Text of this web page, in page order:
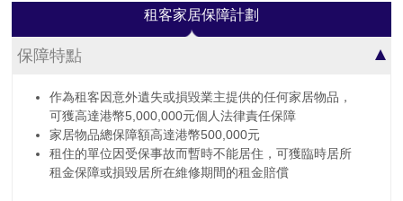
租客家居保障計劃
保障特點
作為租客因意外遺失或損毀業主提供的任何家居物品，
可獲高達港幣5,000,000元個人法律責任保障
家居物品總保障額高達港幣500,000元
租住的單位因受保事故而暫時不能居住，可獲臨時居所
租金保障或損毀居所在維修期間的租金賠償